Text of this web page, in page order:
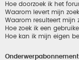
Hoe doorzoek ik het
Waarom levert mijn
Waarom resulteert mijn
Hoe zoek ik een
Hoe kan ik mijn eigen